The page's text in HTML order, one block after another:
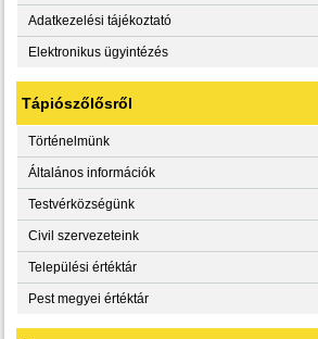
Adatkezelési tájékoztató
Elektronikus ügyintézés
Tápiószőlősről
Történelmünk
Általános információk
Testvérközségünk
Civil szervezeteink
Települési értéktár
Pest megyei értéktár